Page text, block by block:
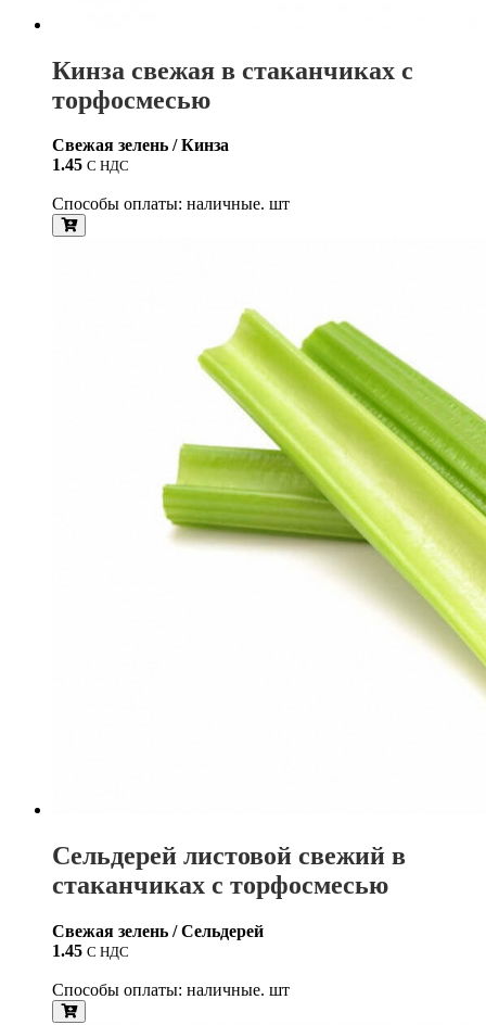
Кинза свежая в стаканчиках с
торфосмесью
Свежая зелень / Кинза
1.45 С НДС
Способы оплаты: наличные. шт
Сельдерей листовой свежий в
стаканчиках с торфосмесью
Свежая зелень / Сельдерей
1.45 С НДС
Способы оплаты: наличные. шт